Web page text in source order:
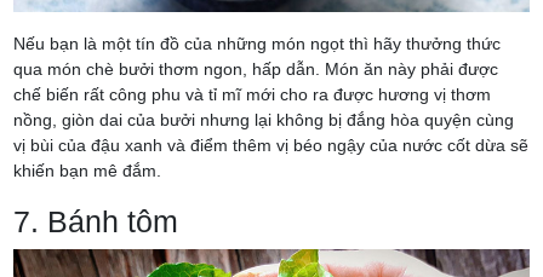
Nếu bạn là một tín đồ của những món ngọt thì hãy thưởng thức
qua món chè bưởi thơm ngon, hấp dẫn. Món ăn này phải được
chế biến rất công phu và tỉ mĩ mới cho ra được hương vị thơm
nồng, giòn dai của bưởi nhưng lại không bị đắng hòa quyện cùng
vị bùi của đậu xanh và điểm thêm vị béo ngậy của nước cốt dừa sẽ
khiến bạn mê đắm.
7. Bánh tôm